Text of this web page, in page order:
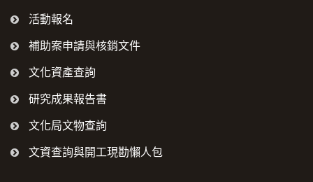
活動報名
補助案申請與核銷文件
文化資產查詢
研究成果報告書
文化局文物查詢
文資查詢與開工現勘懶人包